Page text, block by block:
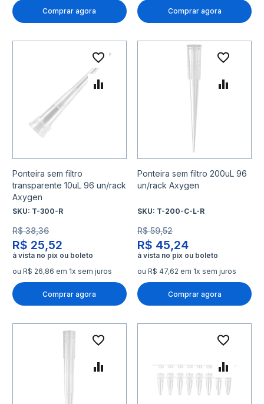
Comprar agora Comprar agora
Ponteira sem filtro
transparente 10uL 96 un/rack
Axygen
SKU: T-300-R
R$ 25,52
R$ 38,36
ou R$ 26,86 em 1x sem juros
Comprar agora
Adicionar à lista de
Adicionar para Comparar
Ponteira sem filtro 200uL 96
un/rack Axygen
SKU: T-200-C-L-R
R$ 45,24
R$ 59,52
ou R$ 47,62 em 1x sem juros
Comprar agora
Adicionar à lista de
Adicionar para Comparar